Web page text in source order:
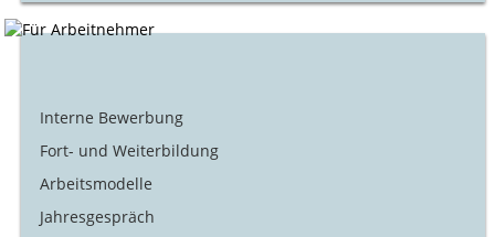
Interne Bewerbung
Fort- und Weiterbildung
Arbeitsmodelle
Jahresgespräch